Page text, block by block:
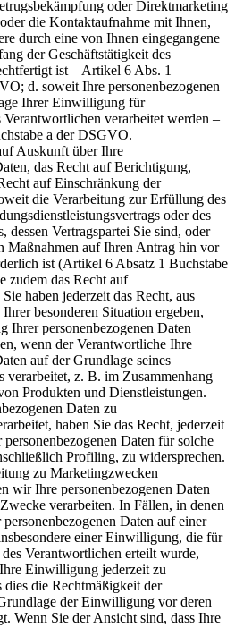
oder Direktmarketing
die Kontaktaufnahme mit Ihnen,
durch eine von Ihnen eingegangene
der Geschäftstätigkeit des
ist – Artikel 6 Abs. 1
d. soweit Ihre personenbezogenen
Ihrer Einwilligung für
verarbeitet werden –
a der DSGVO.
Auskunft über Ihre
das Recht auf Berichtigung,
auf Einschränkung der
die Verarbeitung zur Erfüllung des
oder des
dessen Vertragspartei Sie sind, oder
Maßnahmen auf Ihren Antrag hin vor
ist (Artikel 6 Absatz 1 Buchstabe
zudem das Recht auf
haben jederzeit das Recht, aus
besonderen Situation ergeben,
Ihrer personenbezogenen Daten
wenn der Verantwortliche Ihre
auf der Grundlage seines
verarbeitet, z. B. im Zusammenhang
Produkten und Dienstleistungen.
Daten zu
haben Sie das Recht, jederzeit
Daten für solche
Profiling, zu widersprechen.
zu Marketingzwecken
wir Ihre personenbezogenen Daten
verarbeiten. In Fällen, in denen
Daten auf einer
einer Einwilligung, die für
Verantwortlichen erteilt wurde,
Einwilligung jederzeit zu
dies die Rechtmäßigkeit der
der Einwilligung vor deren
Wenn Sie der Ansicht sind, dass Ihre